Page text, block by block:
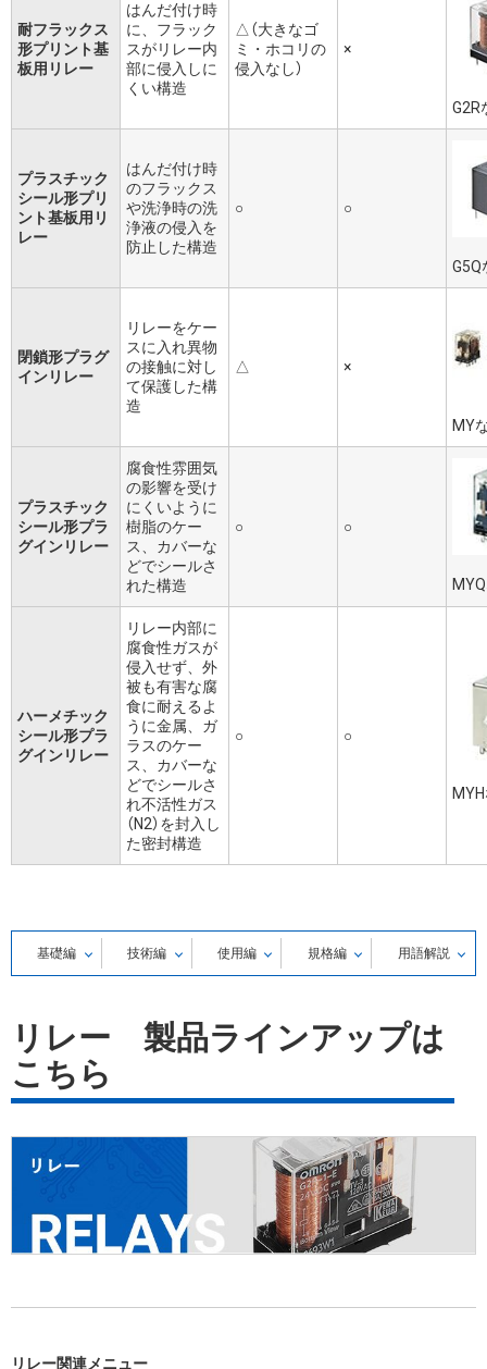
耐フラックス
形プリント基
板用リレー
はんだ付け時
に、フラック
スがリレー内
部に侵入しに
くい構造
△（大きなゴ
ミ・ホコリの
侵入なし）
×
G2R
プラスチック
シール形プリ
ント基板用リ
レー
はんだ付け時
のフラックス
や洗浄時の洗
浄液の侵入を
防止した構造
○ ○
G5Q
閉鎖形プラグ
インリレー
リレーをケー
スに入れ異物
の接触に対し
て保護した構
造
△ ×
MY
プラスチック
シール形プラ
グインリレー
腐食性雰囲気
の影響を受け
にくいように
樹脂のケー
ス、カバーな
どでシールさ
れた構造
○ ○
ハーメチック
シール形プラ
グインリレー
リレー内部に
腐食性ガスが
侵入せず、外
被も有害な腐
食に耐えるよ
うに金属、ガ
ラスのケー
ス、カバーな
どでシールさ
れ不活性ガス
（N2）を封入し
た密封構造
○ ○
基礎編 技術編 使用編 規格編 用語解説
先頭文字から
探す
分類から探す
リレー 製品ラインアップは
こちら
リレー関連メニュー